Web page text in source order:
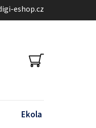
eshop.cz
NÁKUPNÍ
KOŠÍK
Ekola